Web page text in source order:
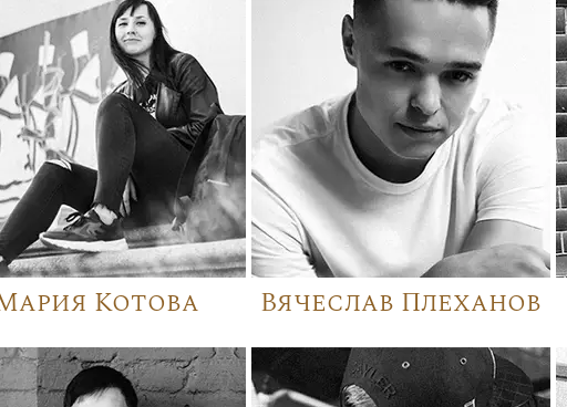
Котова Вячеслав Плеханов